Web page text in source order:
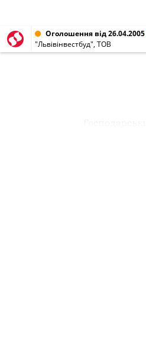
Оголошення від 26.04.2005
"Львівінвестбуд", ТОВ